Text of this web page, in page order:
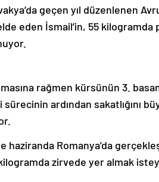
geçen yıl düzenlenen
eden İsmail’in, 55 kilogramda
rağmen kürsünün 3.
ardından sakatlığını
haziranda Romanya’da
zirvede yer almak